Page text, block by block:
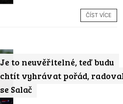
ČÍST VÍCE
Je to neuvěřitelné, teď budu
chtít vyhrávat pořád,
se Salač